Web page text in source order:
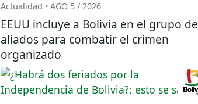
Actualidad • AGO 5 / 2026
EEUU incluye a Bolivia en el grupo de
aliados para combatir el crimen
organizado